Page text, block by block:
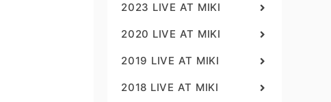
2023 LIVE AT MIKI
2020 LIVE AT MIKI
2019 LIVE AT MIKI
2018 LIVE AT MIKI